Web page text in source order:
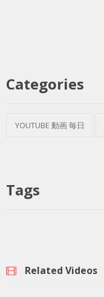
Categories
YOUTUBE 動画 毎日
Tags
Related Videos